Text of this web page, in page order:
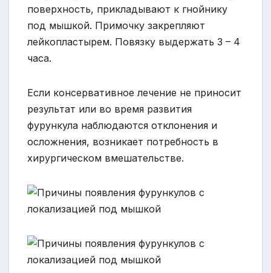
поверхность, прикладывают к гнойнику
под мышкой. Примочку закрепляют
лейкопластырем. Повязку выдержать 3 – 4
часа.
Если консервативное лечение не приносит
результат или во время развития
фурункула наблюдаются отклонения и
осложнения, возникает потребность в
хирургическом вмешательстве.